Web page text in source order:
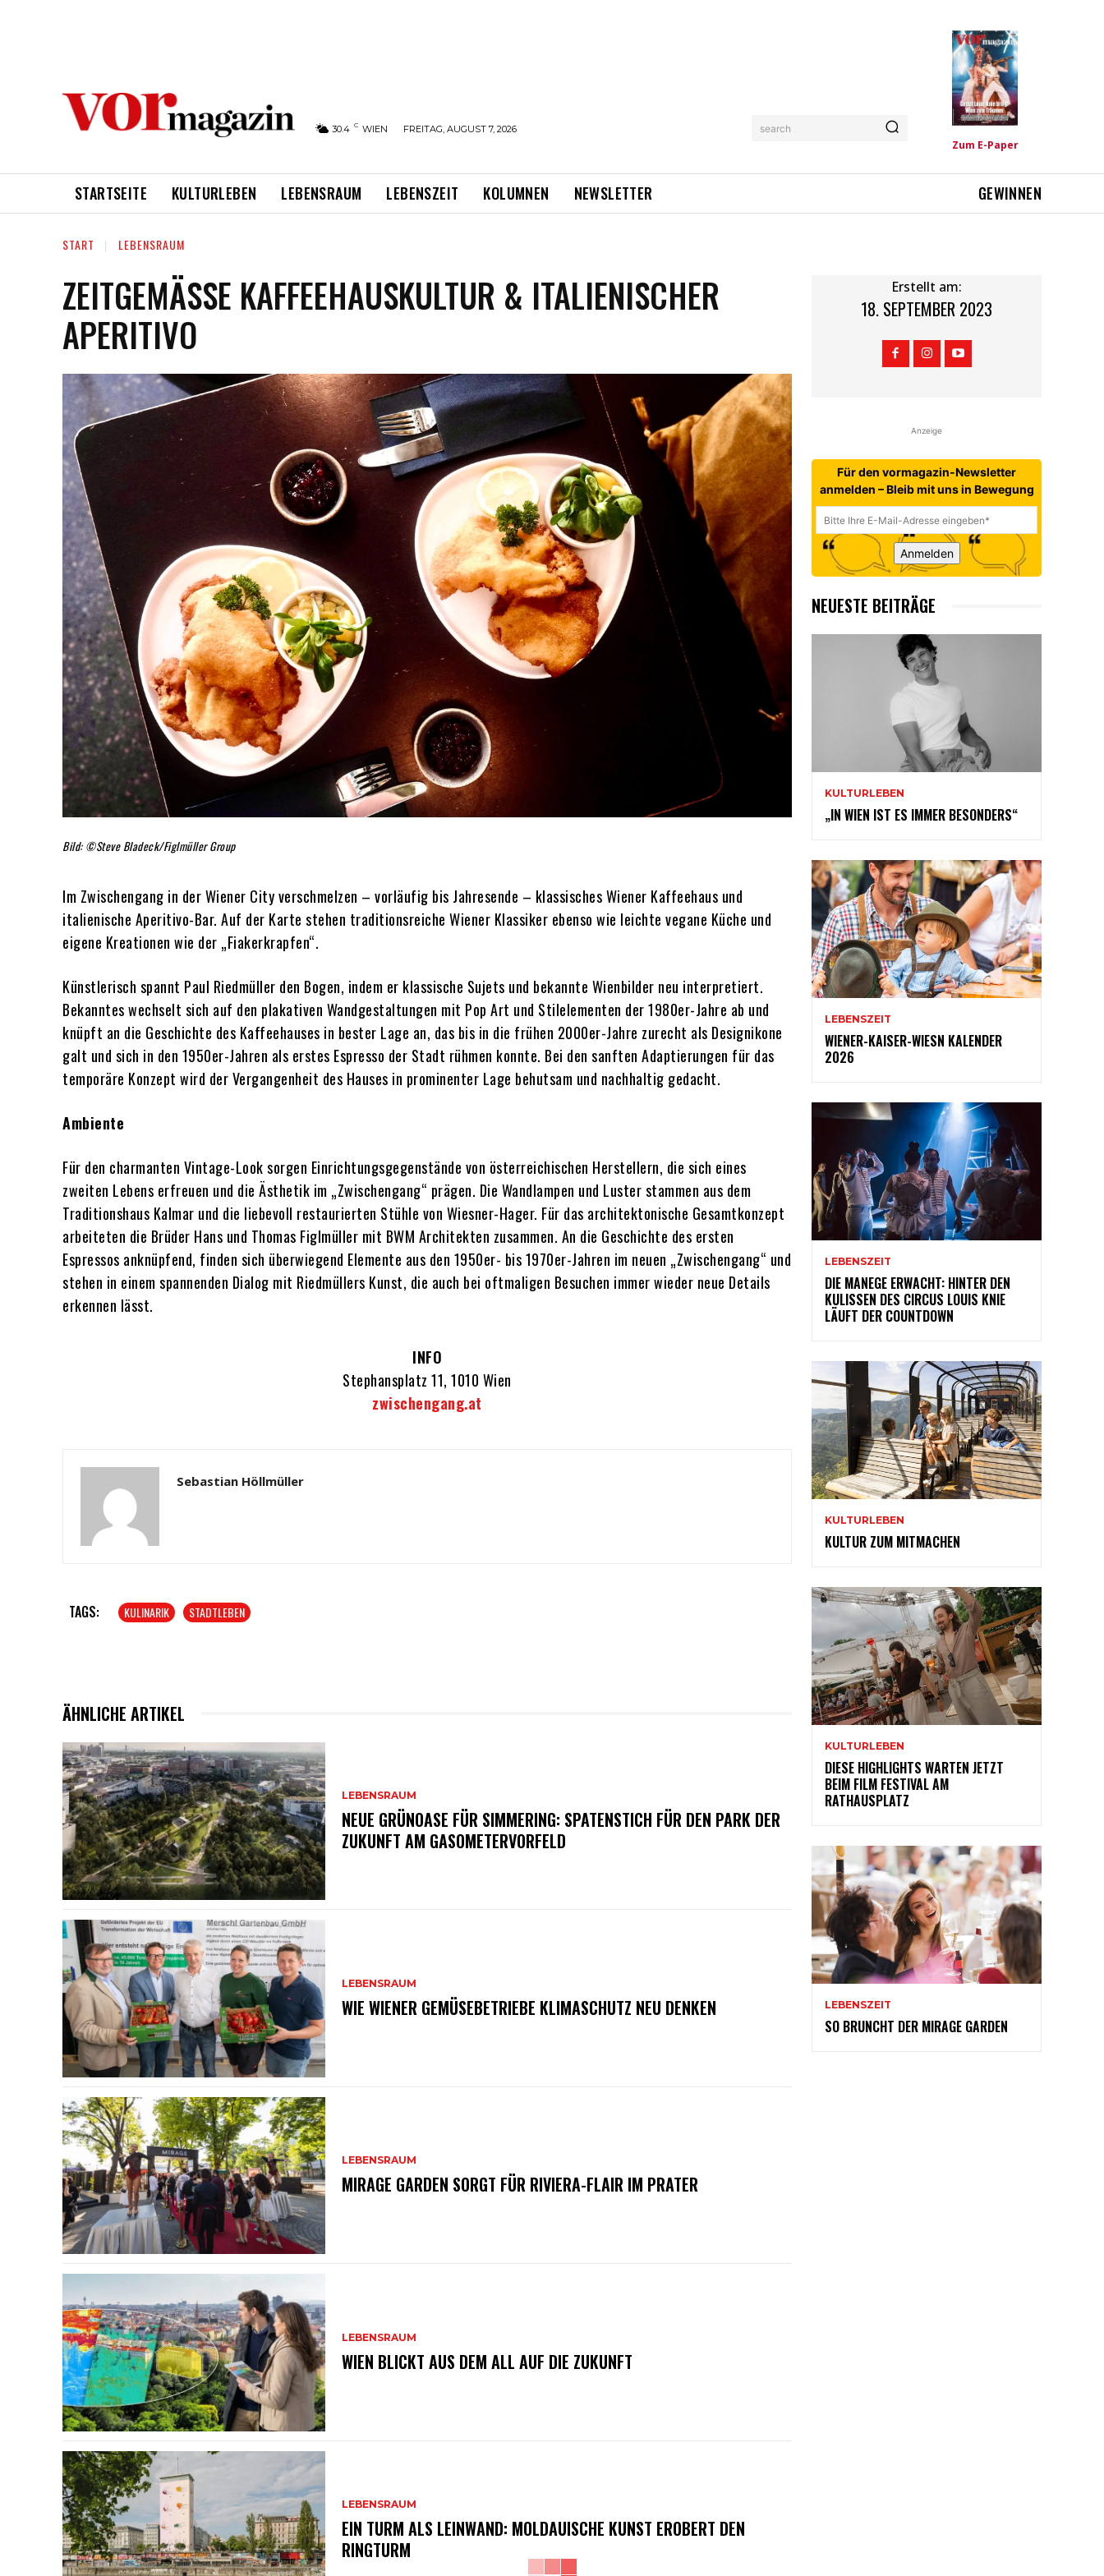
30.4 C WIEN FREITAG, AUGUST 7, 2026 search
Zum E-Paper
STARTSEITE KULTURLEBEN LEBENSRAUM LEBENSZEIT KOLUMNEN NEWSLETTER GEWINNEN
START LEBENSRAUM
ZEITGEMÄSSE KAFFEEHAUSKULTUR & ITALIENISCHER A
PERITIVO
Bild: ©Steve Bladeck/Figlmüller Group
Im Zwischengang in der Wiener City verschmelzen – vorläufig bis Jahresende – klassisches Wiener Kaffeehaus und
italienische Aperitivo-Bar. Auf der Karte stehen traditionsreiche Wiener Klassiker ebenso wie leichte vegane Küche und
eigene Kreationen wie der „Fiakerkrapfen“.
Künstlerisch spannt Paul Riedmüller den Bogen, indem er klassische Sujets und bekannte Wienbilder neu interpretiert.
Bekanntes wechselt sich auf den plakativen Wandgestaltungen mit Pop Art und Stilelementen der 1980er-Jahre ab und
knüpft an die Geschichte des Kaffeehauses in bester Lage an, das bis in die frühen 2000er-Jahre zurecht als Designikone
galt und sich in den 1950er-Jahren als erstes Espresso der Stadt rühmen konnte. Bei den sanften Adaptierungen für das
temporäre Konzept wird der Vergangenheit des Hauses in prominenter Lage behutsam und nachhaltig gedacht.
Ambiente
Für den charmanten Vintage-Look sorgen Einrichtungsgegenstände von österreichischen Herstellern, die sich eines
zweiten Lebens erfreuen und die Ästhetik im „Zwischengang“ prägen. Die Wandlampen und Luster stammen aus dem
Traditionshaus Kalmar und die liebevoll restaurierten Stühle von Wiesner-Hager. Für das architektonische Gesamtkonzept
arbeiteten die Brüder Hans und Thomas Figlmüller mit BWM Architekten zusammen. An die Geschichte des ersten
Espressos anknüpfend, finden sich überwiegend Elemente aus den 1950er- bis 1970er-Jahren im neuen „Zwischengang“ und
stehen in einem spannenden Dialog mit Riedmüllers Kunst, die auch bei oftmaligen Besuchen immer wieder neue Details
erkennen lässt.
INFO
Stephansplatz 11, 1010 Wien
zwischengang.at
Sebastian Höllmüller
TAGS: KULINARIK STADTLEBEN
ÄHNLICHE ARTIKEL
LEBENSRAUM
NEUE GRÜNOASE FÜR SIMMERING: SPATENSTICH FÜR DEN PARK DER
ZUKUNFT AM GASOMETERVORFELD
LEBENSRAUM
WIE WIENER GEMÜSEBETRIEBE KLIMASCHUTZ NEU DENKEN
LEBENSRAUM
MIRAGE GARDEN SORGT FÜR RIVIERA-FLAIR IM PRATER
LEBENSRAUM
WIEN BLICKT AUS DEM ALL AUF DIE ZUKUNFT
LEBENSRAUM
EIN TURM ALS LEINWAND: MOLDAUISCHE KUNST EROBERT DEN
RINGTURM
Erstellt am:
18. SEPTEMBER 2023
Anzeige
Für den vormagazin-Newsletter
anmelden – Bleib mit uns in Bewegung
Anmelden
NEUESTE BEITRÄGE
KULTURLEBEN
„IN WIEN IST ES IMMER BESONDERS“
LEBENSZEIT
WIENER-KAISER-WIESN KALENDER
2026
LEBENSZEIT
DIE MANEGE ERWACHT: HINTER DEN
KULISSEN DES CIRCUS LOUIS KNIE
LÄUFT DER COUNTDOWN
KULTURLEBEN
KULTUR ZUM MITMACHEN
KULTURLEBEN
DIESE HIGHLIGHTS WARTEN JETZT
BEIM FILM FESTIVAL AM
RATHAUSPLATZ
LEBENSZEIT
SO BRUNCHT DER MIRAGE GARDEN